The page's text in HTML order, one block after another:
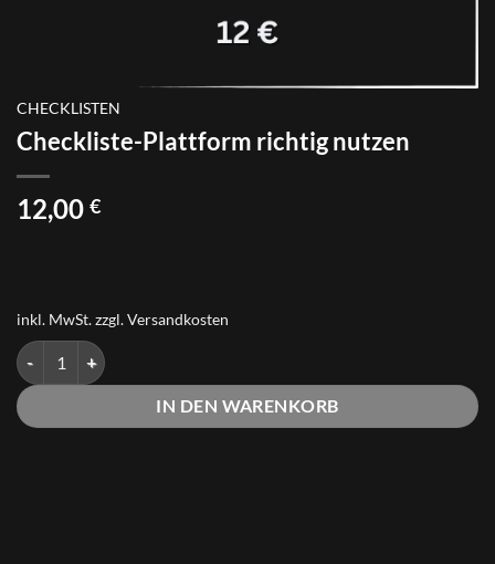
CHECKLISTEN
Checkliste-Plattform richtig nutzen
12,00 €
inkl. MwSt.zzgl.Versandkosten
Checkliste-Plattform richtig nutzen Menge
IN DEN WARENKORB